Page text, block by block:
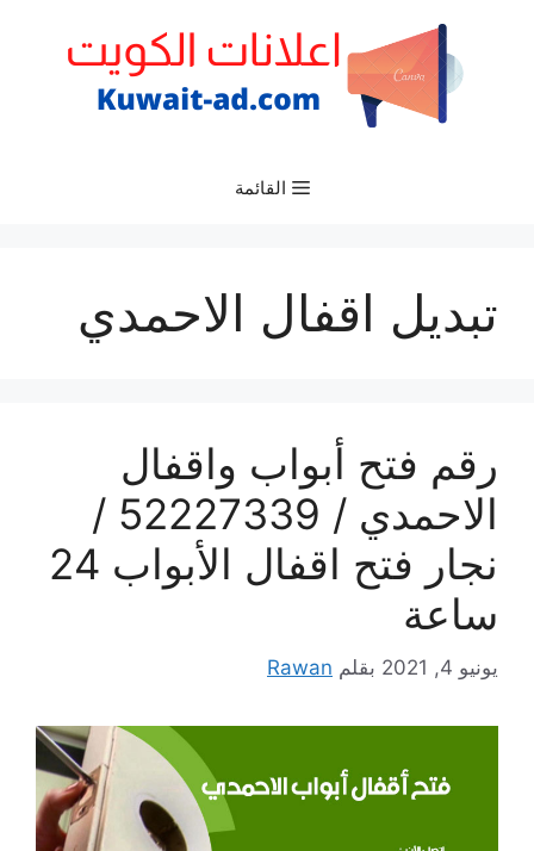
القائمة
تبديل اقفال الاحمدي
رقم فتح أبواب واقفال
الاحمدي / 52227339 /
نجار فتح اقفال الأبواب 24
ساعة
يونيو 4, 2021 بقلم Rawan